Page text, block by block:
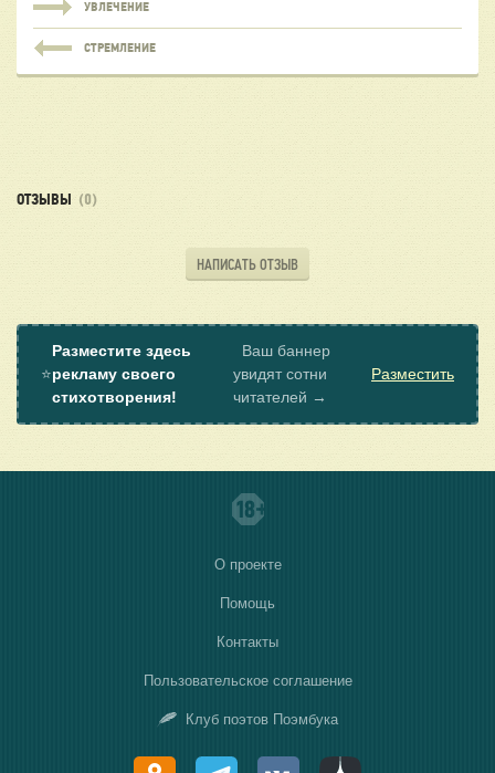
УВЛЕЧЕНИЕ
СТРЕМЛЕНИЕ
ОТЗЫВЫ (0)
НАПИСАТЬ ОТЗЫВ
⭐
Разместите здесь
рекламу своего
стихотворения!
Ваш баннер
увидят сотни
читателей →
Разместить
О проекте
Помощь
Контакты
Пользовательское соглашение
Клуб поэтов Поэмбука